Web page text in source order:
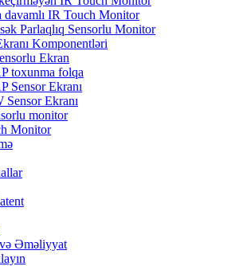
davamlı IR Touch Monitor
Parlaqlıq Sensorlu Monitor
Komponentləri
Ekran
toxunma folqa
Sensor Ekranı
Sensor Ekranı
monitor
Monitor
Əməliyyat